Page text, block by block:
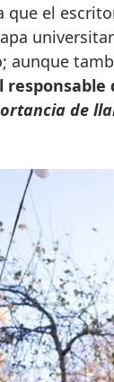
que el
aunque
responsable
de